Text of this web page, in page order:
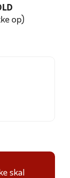
op)
skal